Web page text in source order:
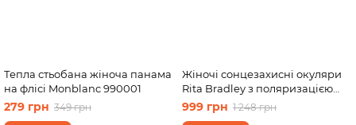
Тепла стьобана жіноча панама
на флісі Monblanc 990001
279 грн 349 грн
Жіночі сонцезахисні окуляри
Rita Bradley з поляризацією
RB726 112052
999 грн 1 248 грн